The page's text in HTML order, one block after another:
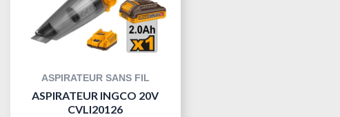
ASPIRATEUR SANS FIL
ASPIRATEUR INGCO 20V
CVLI20126